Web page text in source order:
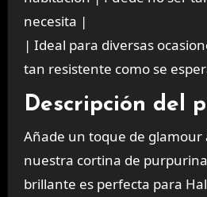
necesita |
| Ideal para diversas
tan resistente como se
Descripción del
Añade un toque de glamour
nuestra cortina de
brillante es perfecta para